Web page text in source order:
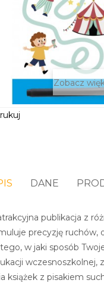
Zobacz
DANE
publikacja z
precyzję ruchów,
w jaki sposób
wczesnoszkolnej,
książek z pisakiem